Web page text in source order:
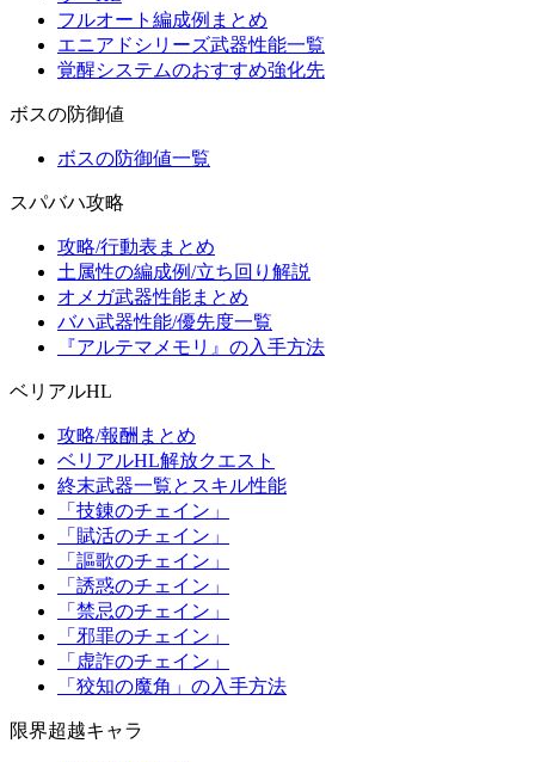
フルオート編成例まとめ
エニアドシリーズ武器性能一覧
覚醒システムのおすすめ強化先
ボスの防御値
ボスの防御値一覧
スパバハ攻略
攻略/行動表まとめ
土属性の編成例/立ち回り解説
オメガ武器性能まとめ
バハ武器性能/優先度一覧
『アルテマメモリ』の入手方法
ベリアルHL
攻略/報酬まとめ
ベリアルHL解放クエスト
終末武器一覧とスキル性能
「技錬のチェイン」
「賦活のチェイン」
「謳歌のチェイン」
「誘惑のチェイン」
「禁忌のチェイン」
「邪罪のチェイン」
「虚詐のチェイン」
「狡知の魔角」の入手方法
限界超越キャラ